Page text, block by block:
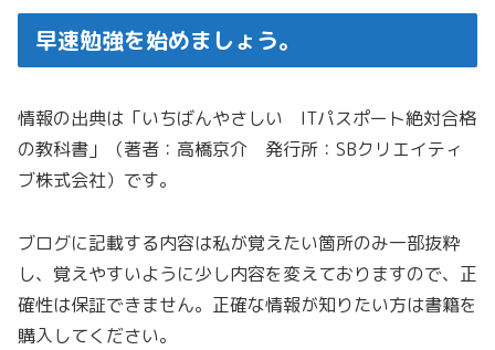
早速勉強を始めましょう。
情報の出典は「いちばんやさしい ITパスポート絶対合格
の教科書」（著者：高橋京介 発行所：SBクリエイティ
ブ株式会社）です。
ブログに記載する内容は私が覚えたい箇所のみ一部抜粋
し、覚えやすいように少し内容を変えておりますので、正
確性は保証できません。正確な情報が知りたい方は書籍を
購入してください。